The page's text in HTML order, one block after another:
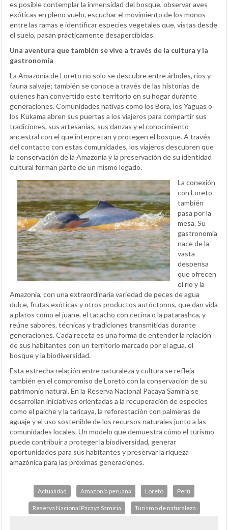
es posible contemplar la inmensidad del bosque, observar aves
exóticas en pleno vuelo, escuchar el movimiento de los monos
entre las ramas e identificar especies vegetales que, vistas desde
el suelo, pasan prácticamente desapercibidas.
Una aventura que también se vive a través de la cultura y la
gastronomía
La Amazonía de Loreto no solo se descubre entre árboles, ríos y
fauna salvaje; también se conoce a través de las historias de
quienes han convertido este territorio en su hogar durante
generaciones. Comunidades nativas como los Bora, los Yaguas o
los Kukama abren sus puertas a los viajeros para compartir sus
tradiciones, sus artesanías, sus danzas y el conocimiento
ancestral con el que interpretan y protegen el bosque. A través
del contacto con estas comunidades, los viajeros descubren que
la conservación de la Amazonía y la preservación de su identidad
cultural forman parte de un mismo legado.
La conexión
con Loreto
también
pasa por la
mesa. Su
gastronomía
nace de la
vasta
despensa
que ofrecen
el río y la
Amazonía, con una extraordinaria variedad de peces de agua
dulce, frutas exóticas y otros productos autóctonos, que dan vida
a platos como el juane, el tacacho con cecina o la patarashca, y
reúne sabores, técnicas y tradiciones transmitidas durante
generaciones. Cada receta es una forma de entender la relación
de sus habitantes con un territorio marcado por el agua, el
bosque y la biodiversidad.
Esta estrecha relación entre naturaleza y cultura se refleja
también en el compromiso de Loreto con la conservación de su
patrimonio natural. En la Reserva Nacional Pacaya Samiria se
desarrollan iniciativas orientadas a la recuperación de especies
como el paiche y la taricaya, la reforestación con palmeras de
aguaje y el uso sostenible de los recursos naturales junto a las
comunidades locales. Un modelo que demuestra cómo el turismo
puede contribuir a proteger la biodiversidad, generar
oportunidades para sus habitantes y preservar la riqueza
amazónica para las próximas generaciones.
Actualidad Amazonía peruana Loreto Perú
Reserva Nacional Pacaya Samiria Turismo de naturaleza